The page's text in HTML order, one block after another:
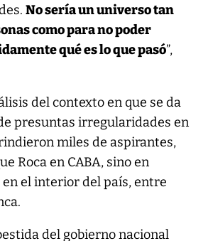
No sería un universo tan
como para no poder
qué es lo que pasó”,
del contexto en que se da
presuntas irregularidades en
miles de aspirantes,
Roca en CABA, sino en
el interior del país, entre
del gobierno nacional